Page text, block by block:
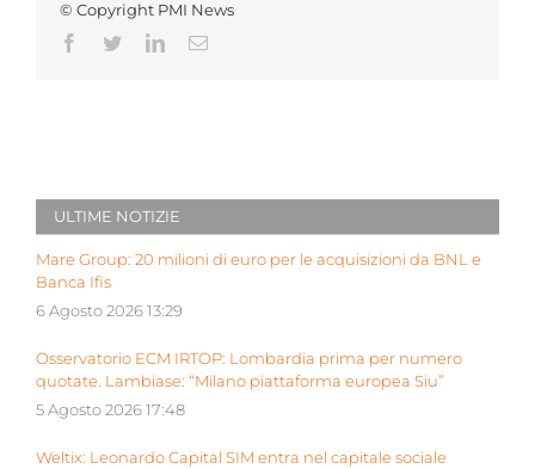
© Copyright PMI News
Facebook
TwitterLinkedInEmail
ULTIME NOTIZIE
Mare Group: 20 milioni di euro per le acquisizioni da BNL e
Banca Ifis
6 Agosto 2026 13:29
Osservatorio ECM IRTOP: Lombardia prima per numero
quotate. Lambiase: “Milano piattaforma europea Siu”
5 Agosto 2026 17:48
Weltix: Leonardo Capital SIM entra nel capitale sociale